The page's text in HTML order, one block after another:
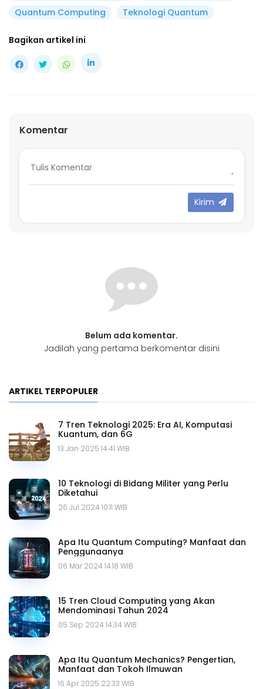
Quantum Computing Teknologi Quantum
Bagikan artikel ini
Komentar
Kirim
Belum ada komentar.
Jadilah yang pertama berkomentar disini
ARTIKEL TERPOPULER
7 Tren Teknologi 2025: Era AI, Komputasi
Kuantum, dan 6G
13 Jan 2025 14.41 WIB
10 Teknologi di Bidang Militer yang Perlu
Diketahui
26 Jul 2024 10.11 WIB
Apa Itu Quantum Computing? Manfaat dan
Penggunaanya
06 Mar 2024 14.18 WIB
15 Tren Cloud Computing yang Akan
Mendominasi Tahun 2024
05 Sep 2024 14.34 WIB
Apa Itu Quantum Mechanics? Pengertian,
Manfaat dan Tokoh Ilmuwan
16 Apr 2025 22.33 WIB